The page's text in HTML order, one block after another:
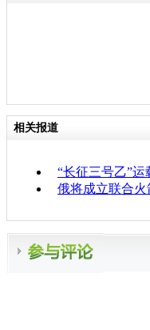
相关报道
“长征三号乙”
俄将成立联合火